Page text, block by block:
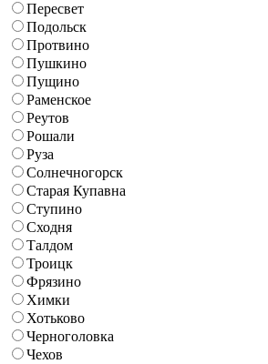
Пересвет
Подольск
Протвино
Пушкино
Пущино
Раменское
Реутов
Рошали
Руза
Солнечногорск
Старая Купавна
Ступино
Сходня
Талдом
Троицк
Фрязино
Химки
Хотьково
Черноголовка
Чехов